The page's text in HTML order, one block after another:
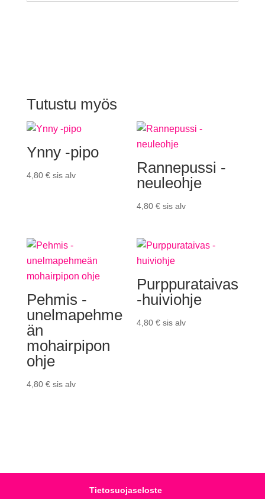
Tutustu myös
Ynny -pipo
4,80 € sis alv
Rannepussi -
neuleohje
4,80€ sis alv
Pehmis -
unelmapehme
än
mohairpipon
ohje
4,80 € sis alv
Purppurataivas
-huiviohje
4,80€ sis alv
Tietosuojaseloste